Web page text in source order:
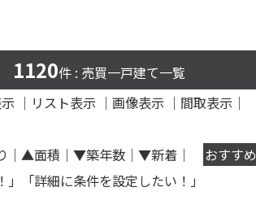
1120件 : 売買一戸建て一覧
｜ リスト表示 ｜ 画像表示 ｜ 間取表示 ｜
｜ ▲面積 ｜ ▼築年数 ｜ ▼新着 ｜ おすすめ
「詳細に条件を設定したい！」